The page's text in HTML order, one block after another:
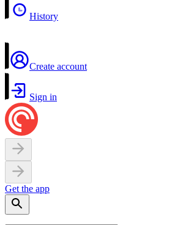
History
Create account
Sign in
Get the app